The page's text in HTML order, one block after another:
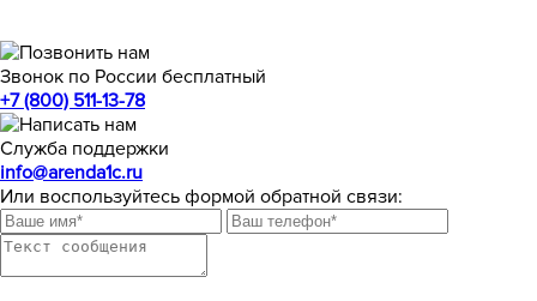
Звонок по России бесплатный
+7 (800) 511-13-78
Служба поддержки
info@arenda1c.ru
Или воспользуйтесь формой обратной связи: